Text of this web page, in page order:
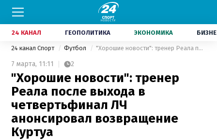
24 КАНАЛ ГЕОПОЛИТИКА ЭКОНОМИКА
24 канал Спорт Футбол "Хорошие новости": тренер Реала после выхода в четвертьфинал ЛЧ анонсировал возвращение Куртуа
7 марта, 11:11 2
"Хорошие новости": тренер
Реала после выхода в
четвертьфинал ЛЧ
анонсировал возвращение
Куртуа